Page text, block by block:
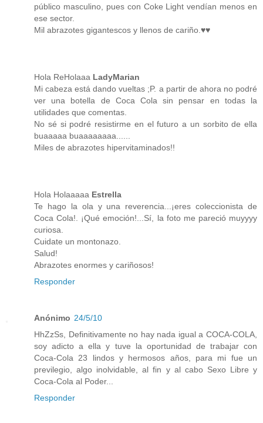
público masculino, pues con Coke Light vendían menos en
ese sector.
Mil abrazotes gigantescos y llenos de cariño.♥♥
Hola ReHolaaa LadyMarian
Mi cabeza está dando vueltas ;P. a partir de ahora no podré
ver una botella de Coca Cola sin pensar en todas la
utilidades que comentas.
No sé si podré resistirme en el futuro a un sorbito de ella
buaaaaa buaaaaaaaa......
Miles de abrazotes hipervitaminados!!
Hola Holaaaaa Estrella
Te hago la ola y una reverencia...¡eres coleccionista de
Coca Cola!. ¡Qué emoción!...Sí, la foto me pareció muyyyy
curiosa.
Cuidate un montonazo.
Salud!
Abrazotes enormes y cariñosos!
Responder
Anónimo 24/5/10
HhZzSs, Definitivamente no hay nada igual a COCA-COLA,
soy adicto a ella y tuve la oportunidad de trabajar con
Coca-Cola 23 lindos y hermosos años, para mi fue un
previlegio, algo inolvidable, al fin y al cabo Sexo Libre y
Coca-Cola al Poder...
Responder